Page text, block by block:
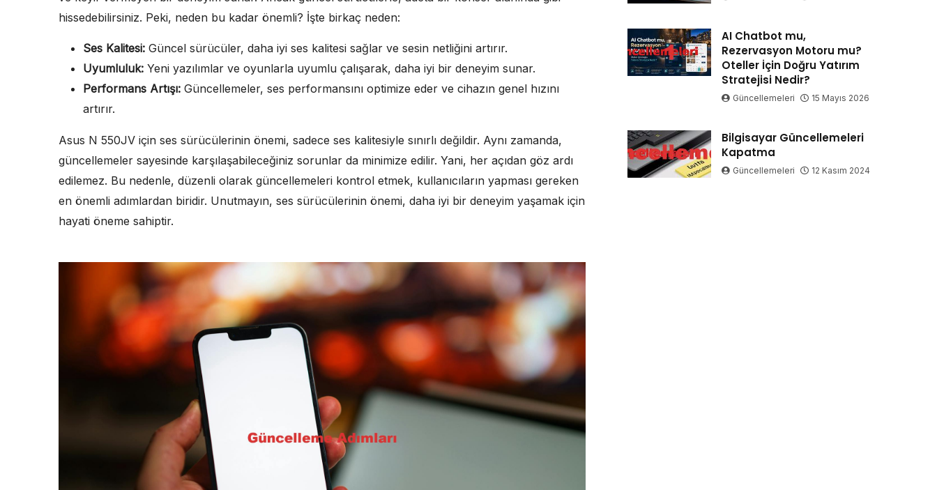
hissedebilirsiniz. Peki, neden bu kadar önemli? İşte birkaç neden:
Ses Kalitesi: Güncel sürücüler, daha iyi ses kalitesi sağlar ve sesin netliğini artırır.
Uyumluluk: Yeni yazılımlar ve oyunlarla uyumlu çalışarak, daha iyi bir deneyim sunar.
Performans Artışı: Güncellemeler, ses performansını optimize eder ve cihazın genel hızını
artırır.
Asus N 550JV için ses sürücülerinin önemi, sadece ses kalitesiyle sınırlı değildir. Aynı zamanda,
güncellemeler sayesinde karşılaşabileceğiniz sorunlar da minimize edilir. Yani, her açıdan göz ardı
edilemez. Bu nedenle, düzenli olarak güncellemeleri kontrol etmek, kullanıcıların yapması gereken
en önemli adımlardan biridir. Unutmayın, ses sürücülerinin önemi, daha iyi bir deneyim yaşamak için
hayati öneme sahiptir.
AI Chatbot mu,
Rezervasyon Motoru mu?
Oteller İçin Doğru Yatırım
Stratejisi Nedir?
Güncellemeleri 15 Mayıs 2026
Bilgisayar Güncellemeleri
Kapatma
Güncellemeleri 12 Kasım 2024